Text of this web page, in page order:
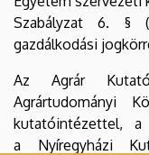
Szabályzat 6. §
gazdálkodási
Az Agrár
Agrártudományi
kutatóintézettel,
a Nyíregyházi